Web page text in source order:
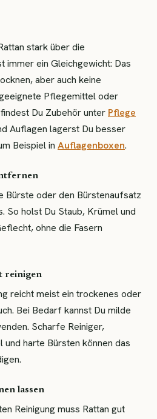
stark über die
immer ein Gleichgewicht: Das
aber auch keine
Pflegemittel oder
Du Zubehör unter Pflege
Auflagen lagerst Du besser
Beispiel in Auflagenboxen.
Bürste oder den Bürstenaufsatz
So holst Du Staub, Krümel und
ohne die Fasern
reinigen
reicht meist ein trockenes oder
Bei Bedarf kannst Du milde
Scharfe Reiniger,
harte Bürsten können das
lassen
Reinigung muss Rattan gut